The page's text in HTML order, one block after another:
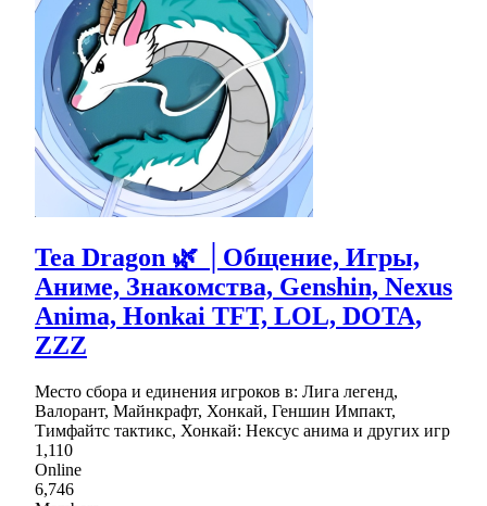
Tea Dragon 🌿 │Общение, Игры,
Аниме, Знакомства, Genshin, Nexus
Anima, Honkai TFT, LOL, DOTA,
ZZZ
Место сбора и единения игроков в: Лига легенд,
Валорант, Майнкрафт, Хонкай, Геншин Импакт,
Тимфайтс тактикс, Хонкай: Нексус анима и других игр
1,110
Online
6,746